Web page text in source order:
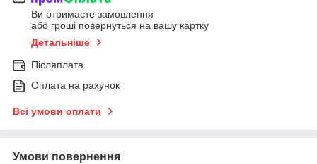
Ви отримаєте замовлення
або гроші повернуться на вашу картку
Детальніше
Післяплата
Оплата на рахунок
Всі умови оплати
Умови повернення